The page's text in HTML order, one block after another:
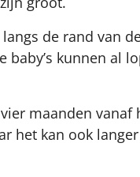
de rand van
baby’s kunnen al
maanden
het kan ook